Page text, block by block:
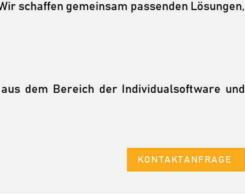
schaffen gemeinsam passenden Lösungen,
dem Bereich der Individualsoftware und
KONTAKTANFRAGE